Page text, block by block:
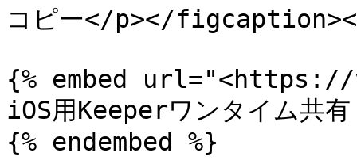
コピー</p></
{% embed url="<https://
iOS用Keeperワンタイム共有
{% endembed %}